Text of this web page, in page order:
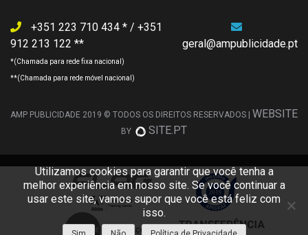
+351 223 710 434 / +351
912 213 122
geral@ampublicidade.pt
AMP PUBLICIDADE 2019 © TODOS OS DIREITOS RESERVADOS | WEBSITE
BY SITE.PT
Utilizamos cookies para garantir que você tenha a
melhor experiência em nosso site. Se você continuar a
usar este site, vamos supor que você está feliz com
isso.